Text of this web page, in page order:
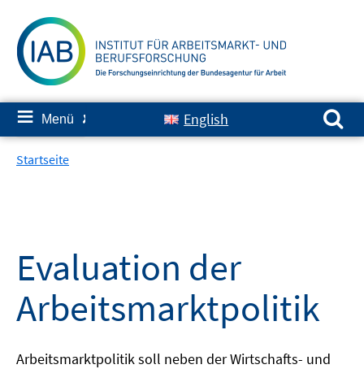
zum
Inhalt
≡ Menü ✘ English
Suchen nach:
Startseite
Evaluation der
Arbeitsmarktpolitik
Arbeitsmarktpolitik soll neben der Wirtschafts- und